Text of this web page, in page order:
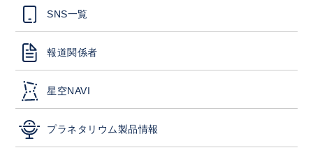
SNS一覧
報道関係者
星空NAVI
プラネタリウム製品情報